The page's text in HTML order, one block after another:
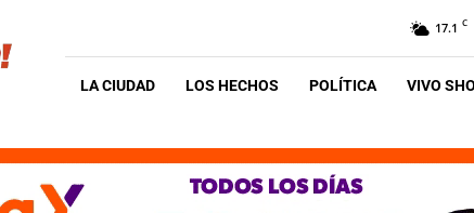
17.1 C
LA CIUDAD LOS HECHOS POLÍTICA VIVO